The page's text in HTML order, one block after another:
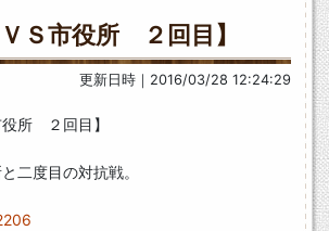
Ｓ市役所 ２回目】
更新日時｜2016/03/28 12:24:29
所 ２回目】
二度目の対抗戦。